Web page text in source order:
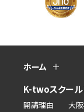
ホーム
K-twoスクール
開講理由
大